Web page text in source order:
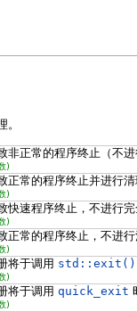
非正常的程序终止（不
)
正常的程序终止并进行清
)
快速程序终止，不进行
)
正常的程序终止，不进
)
将于调用 std::exit()
)
将于调用 quick_exit
)